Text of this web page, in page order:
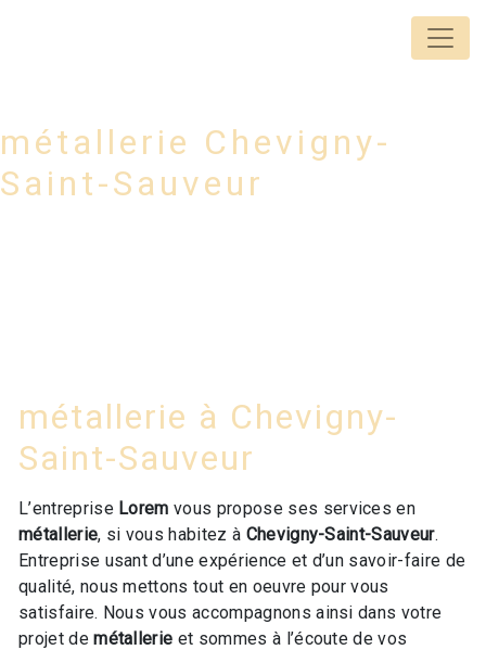
métallerie Chevigny-
Saint-Sauveur
métallerie à Chevigny-
Saint-Sauveur
L’entreprise Lorem vous propose ses services en
métallerie, si vous habitez à Chevigny-Saint-Sauveur.
Entreprise usant d’une expérience et d’un savoir-faire de
qualité, nous mettons tout en oeuvre pour vous
satisfaire. Nous vous accompagnons ainsi dans votre
projet demétallerie et sommes à l’écoute de vos